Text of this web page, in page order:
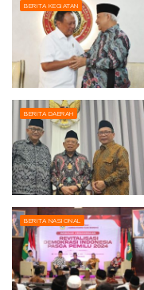
BERITA KEGIATAN
BERITA DAERAH
BERITA NASIONAL